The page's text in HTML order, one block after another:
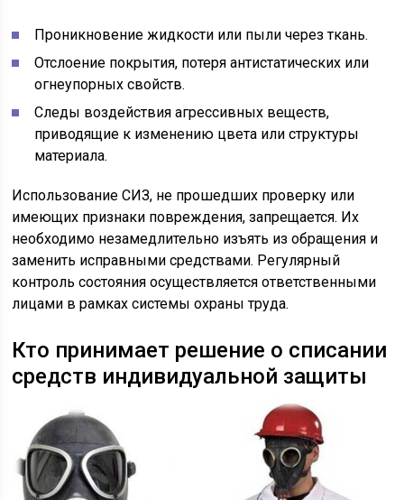
Проникновение жидкости или пыли через ткань.
Отслоение покрытия, потеря антистатических или
огнеупорных свойств.
Следы воздействия агрессивных веществ,
приводящие к изменению цвета или структуры
материала.
Использование СИЗ, не прошедших проверку или
имеющих признаки повреждения, запрещается. Их
необходимо незамедлительно изъять из обращения и
заменить исправными средствами. Регулярный
контроль состояния осуществляется ответственными
лицами в рамках системы охраны труда.
Кто принимает решение о списании
средств индивидуальной защиты